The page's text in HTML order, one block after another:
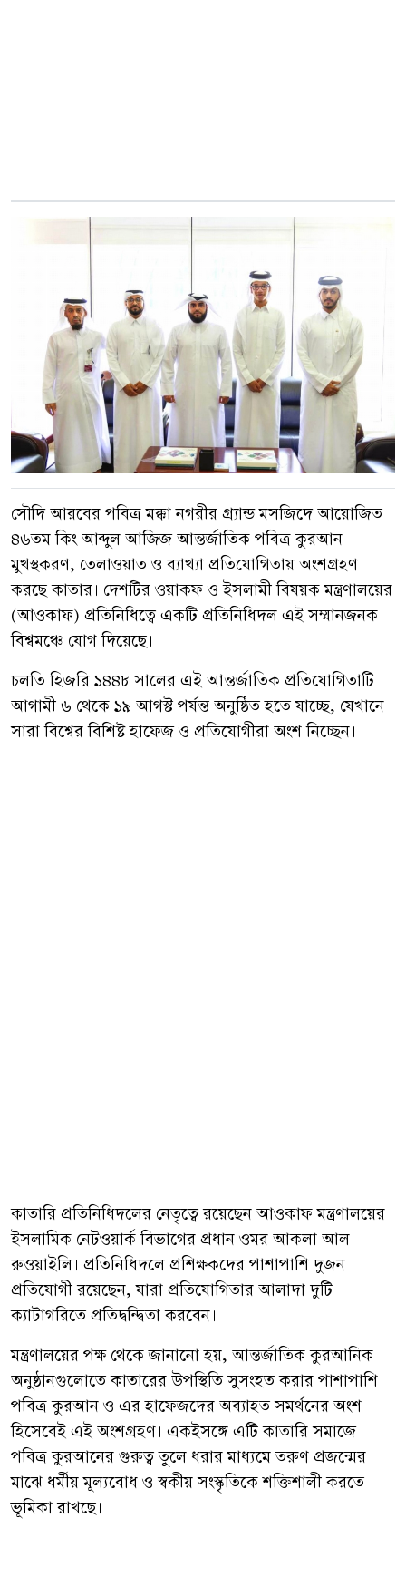
সৌদি আরবের পবিত্র মক্কা নগরীর গ্র্যান্ড মসজিদে আয়োজিত
৪৬তম কিং আব্দুল আজিজ আন্তর্জাতিক পবিত্র কুরআন
মুখস্থকরণ, তেলাওয়াত ও ব্যাখ্যা প্রতিযোগিতায় অংশগ্রহণ
করছে কাতার। দেশটির ওয়াকফ ও ইসলামী বিষয়ক মন্ত্রণালয়ের
(আওকাফ) প্রতিনিধিত্বে একটি প্রতিনিধিদল এই সম্মানজনক
বিশ্বমঞ্চে যোগ দিয়েছে।
চলতি হিজরি ১৪৪৮ সালের এই আন্তর্জাতিক প্রতিযোগিতাটি
আগামী ৬ থেকে ১৯ আগস্ট পর্যন্ত অনুষ্ঠিত হতে যাচ্ছে, যেখানে
সারা বিশ্বের বিশিষ্ট হাফেজ ও প্রতিযোগীরা অংশ নিচ্ছেন।
কাতারি প্রতিনিধিদলের নেতৃত্বে রয়েছেন আওকাফ মন্ত্রণালয়ের
ইসলামিক নেটওয়ার্ক বিভাগের প্রধান ওমর আকলা আল-
রুওয়াইলি। প্রতিনিধিদলে প্রশিক্ষকদের পাশাপাশি দুজন
প্রতিযোগী রয়েছেন, যারা প্রতিযোগিতার আলাদা দুটি
ক্যাটাগরিতে প্রতিদ্বন্দ্বিতা করবেন।
মন্ত্রণালয়ের পক্ষ থেকে জানানো হয়, আন্তর্জাতিক কুরআনিক
অনুষ্ঠানগুলোতে কাতারের উপস্থিতি সুসংহত করার পাশাপাশি
পবিত্র কুরআন ও এর হাফেজদের অব্যাহত সমর্থনের অংশ
হিসেবেই এই অংশগ্রহণ। একইসঙ্গে এটি কাতারি সমাজে
পবিত্র কুরআনের গুরুত্ব তুলে ধরার মাধ্যমে তরুণ প্রজন্মের
মাঝে ধর্মীয় মূল্যবোধ ও স্বকীয় সংস্কৃতিকে শক্তিশালী করতে
ভূমিকা রাখছে।